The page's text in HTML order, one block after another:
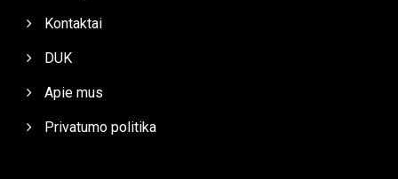
Kontaktai
DUK
Apie mus
Privatumo politika